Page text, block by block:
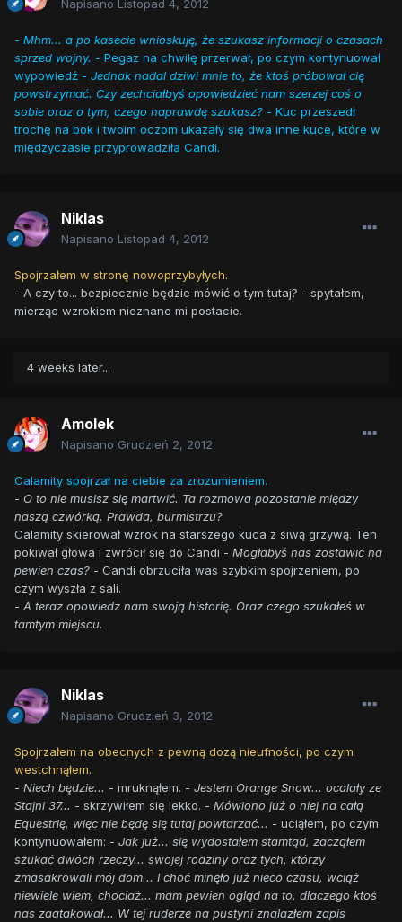
Napisano Listopad 4, 2012
- Mhm... a po kasecie wnioskuję, że szukasz informacji o czasach
sprzed wojny. - Pegaz na chwilę przerwał, po czym kontynuował
wypowiedź - Jednak nadal dziwi mnie to, że ktoś próbował cię
powstrzymać. Czy zechciałbyś opowiedzieć nam szerzej coś o
sobie oraz o tym, czego naprawdę szukasz? - Kuc przeszedł
trochę na bok i twoim oczom ukazały się dwa inne kuce, które w
międzyczasie przyprowadziła Candi.
Niklas
Napisano Listopad 4, 2012
Spojrzałem w stronę nowoprzybyłych.
- A czy to... bezpiecznie będzie mówić o tym tutaj? - spytałem,
mierząc wzrokiem nieznane mi postacie.
4 weeks later...
Amolek
Napisano Grudzień 2, 2012
Calamity spojrzał na ciebie za zrozumieniem.
- O to nie musisz się martwić. Ta rozmowa pozostanie między
naszą czwórką. Prawda, burmistrzu?
Calamity skierował wzrok na starszego kuca z siwą grzywą. Ten
pokiwał głowa i zwrócił się do Candi - Mogłabyś nas zostawić na
pewien czas? - Candi obrzuciła was szybkim spojrzeniem, po
czym wyszła z sali.
- A teraz opowiedz nam swoją historię. Oraz czego szukałeś w
tamtym miejscu.
Niklas
Napisano Grudzień 3, 2012
Spojrzałem na obecnych z pewną dozą nieufności, po czym
westchnąłem.
- Niech będzie... - mruknąłem. - Jestem Orange Snow... ocalały ze
Stajni 37... - skrzywiłem się lekko. - Mówiono już o niej na całą
Equestrię, więc nie będę się tutaj powtarzać... - uciąłem, po czym
kontynuowałem: - Jak już... się wydostałem stamtąd, zacząłem
szukać dwóch rzeczy... swojej rodziny oraz tych, którzy
zmasakrowali mój dom... I choć minęło już nieco czasu, wciąż
niewiele wiem, chociaż... mam pewien ogląd na to, dlaczego ktoś
nas zaatakował... W tej ruderze na pustyni znalazłem zapis